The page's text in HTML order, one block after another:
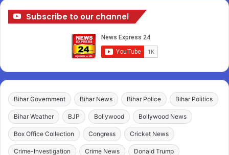
Subscribe to our channel
Bihar Government Bihar News Bihar Police Bihar Politics
Bihar Weather BJP Bollywood Bollywood News
Box Office Collection Congress Cricket News
Crime-Investigation Crime News Donald Trump